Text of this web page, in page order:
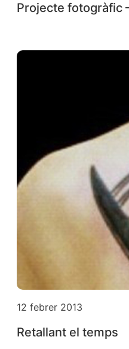
Projecte fotogràfic
12 febrer 2013
Retallant el temps